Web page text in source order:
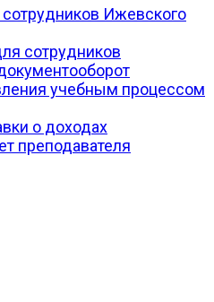
Ижевского
сотрудников
учебным процессом
о доходах
преподавателя